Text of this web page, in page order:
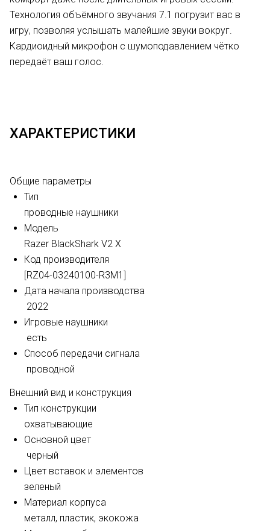
Технология объёмного звучания 7.1 погрузит вас в
игру, позволяя услышать малейшие звуки вокруг.
Кардиоидный микрофон с шумоподавлением чётко
передаёт ваш голос.
ХАРАКТЕРИСТИКИ
Общие параметры
Тип
проводные наушники
Модель
Razer BlackShark V2 X
Код производителя
[RZ04-03240100-R3M1]
Дата начала производства
2022
Игровые наушники
есть
Способ передачи сигнала
проводной
Внешний вид и конструкция
Тип конструкции
охватывающие
Основной цвет
черный
Цвет вставок и элементов
зеленый
Материал корпуса
металл, пластик, экокожа